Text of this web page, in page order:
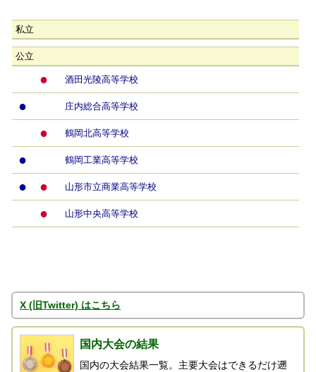
私立
公立
● 酒田光陵高等学校
● 庄内総合高等学校
● 鶴岡北高等学校
● 鶴岡工業高等学校
● ● 山形市立商業高等学校
● 山形中央高等学校
X (旧Twitter) はこちら
国内大会の結果
国内の大会結果一覧。主要大会はできるだけ遡